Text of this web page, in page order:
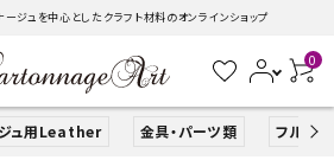
ュを中心としたクラフト材料のオンラインショップ
0
ュ用Leather 金具・パーツ類 フルキッ